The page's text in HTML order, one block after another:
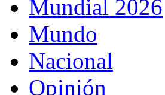
Mundial 2026
Mundo
Nacional
Opinión